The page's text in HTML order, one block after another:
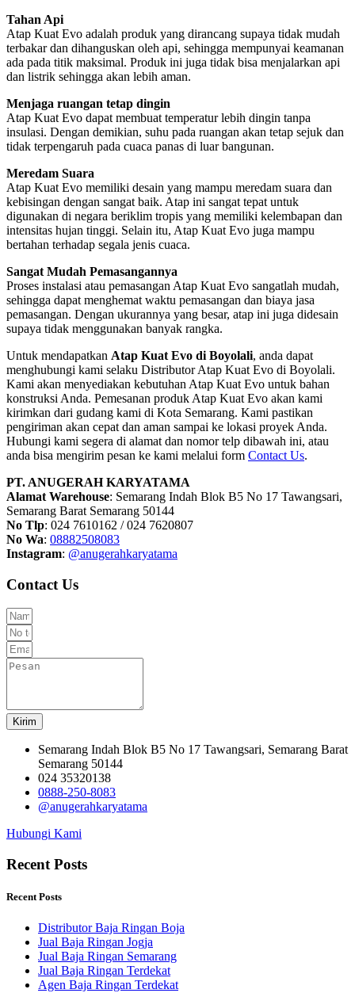
Tahan Api
Atap Kuat Evo adalah produk yang dirancang supaya tidak mudah
terbakar dan dihanguskan oleh api, sehingga mempunyai keamanan
ada pada titik maksimal. Produk ini juga tidak bisa menjalarkan api
dan listrik sehingga akan lebih aman.
Menjaga ruangan tetap dingin
Atap Kuat Evo dapat membuat temperatur lebih dingin tanpa
insulasi. Dengan demikian, suhu pada ruangan akan tetap sejuk dan
tidak terpengaruh pada cuaca panas di luar bangunan.
Meredam Suara
Atap Kuat Evo memiliki desain yang mampu meredam suara dan
kebisingan dengan sangat baik. Atap ini sangat tepat untuk
digunakan di negara beriklim tropis yang memiliki kelembapan dan
intensitas hujan tinggi. Selain itu, Atap Kuat Evo juga mampu
bertahan terhadap segala jenis cuaca.
Sangat Mudah Pemasangannya
Proses instalasi atau pemasangan Atap Kuat Evo sangatlah mudah,
sehingga dapat menghemat waktu pemasangan dan biaya jasa
pemasangan. Dengan ukurannya yang besar, atap ini juga didesain
supaya tidak menggunakan banyak rangka.
Untuk mendapatkan Atap Kuat Evo di Boyolali, anda dapat
menghubungi kami selaku Distributor Atap Kuat Evo di Boyolali.
Kami akan menyediakan kebutuhan Atap Kuat Evo untuk bahan
konstruksi Anda. Pemesanan produk Atap Kuat Evo akan kami
kirimkan dari gudang kami di Kota Semarang. Kami pastikan
pengiriman akan cepat dan aman sampai ke lokasi proyek Anda.
Hubungi kami segera di alamat dan nomor telp dibawah ini, atau
anda bisa mengirim pesan ke kami melalui form Contact Us.
PT. ANUGERAH KARYATAMA
Alamat Warehouse: Semarang Indah Blok B5 No 17 Tawangsari,
Semarang Barat Semarang 50144
No Tlp: 024 7610162 / 024 7620807
No Wa: 08882508083
Instagram: @anugerahkaryatama
Contact Us
Kirim
Semarang Indah Blok B5 No 17 Tawangsari, Semarang Barat
Semarang 50144
024 35320138
0888-250-8083
@anugerahkaryatama
Hubungi Kami
Recent Posts
Recent Posts
Distributor Baja Ringan Boja
Jual Baja Ringan Jogja
Jual Baja Ringan Semarang
Jual Baja Ringan Terdekat
Agen Baja Ringan Terdekat